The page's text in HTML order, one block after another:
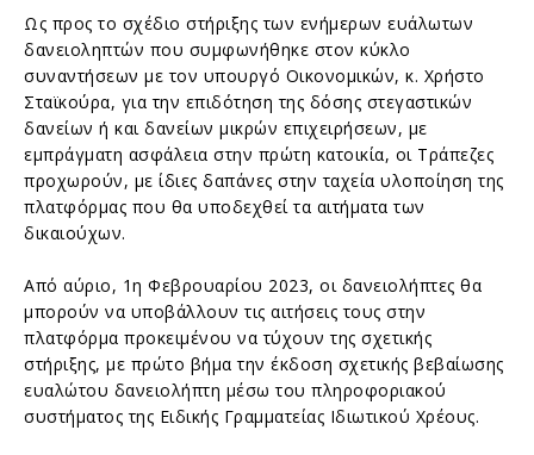
Ως προς το σχέδιο στήριξης των ενήμερων ευάλωτων
δανειοληπτών που συμφωνήθηκε στον κύκλο
συναντήσεων με τον υπουργό Οικονομικών, κ. Χρήστο
Σταϊκούρα, για την επιδότηση της δόσης στεγαστικών
δανείων ή και δανείων μικρών επιχειρήσεων, με
εμπράγματη ασφάλεια στην πρώτη κατοικία, οι Τράπεζες
προχωρούν, με ίδιες δαπάνες στην ταχεία υλοποίηση της
πλατφόρμας που θα υποδεχθεί τα αιτήματα των
δικαιούχων.
Από αύριο, 1η Φεβρουαρίου 2023, οι δανειολήπτες θα
μπορούν να υποβάλλουν τις αιτήσεις τους στην
πλατφόρμα προκειμένου να τύχουν της σχετικής
στήριξης, με πρώτο βήμα την έκδοση σχετικής βεβαίωσης
ευαλώτου δανειολήπτη μέσω του πληροφοριακού
συστήματος της Ειδικής Γραμματείας Ιδιωτικού Χρέους.